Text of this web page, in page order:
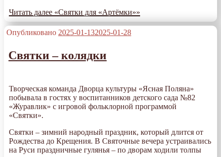
Читать далее «Святки для «Артёмки»»
Опубликовано 2025-01-132025-01-28
Святки – колядки
Творческая команда Дворца культуры «Ясная Поляна»
побывала в гостях у воспитанников детского сада №82
«Журавлик» с игровой фольклорной программой
«Святки».
Святки – зимний народный праздник, который длится от
Рождества до Крещения. В Святочные вечера устраивались
на Руси праздничные гулянья – по дворам ходили толпы